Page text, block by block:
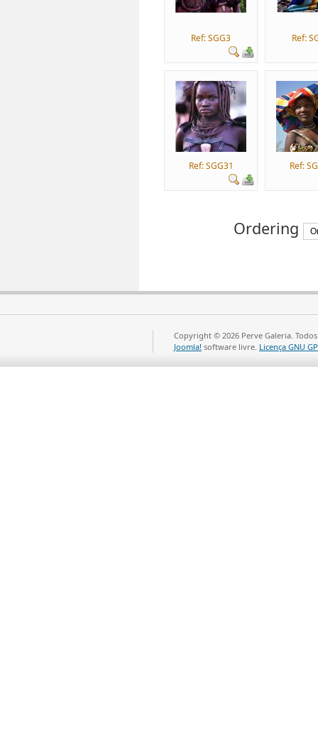
Ref: SGG3 Ref:
Ref: SGG31 Ref:
Ordering
Copyright © 2026 Perve Galeria.
Joomla! software livre. Licença GNU